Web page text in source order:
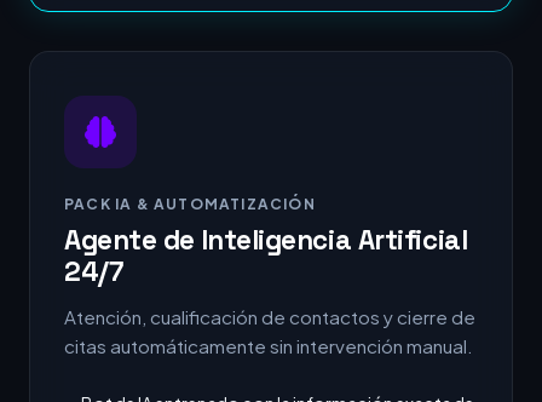
PACK IA & AUTOMATIZACIÓN
Agente de Inteligencia Artificial
24/7
Atención, cualificación de contactos y cierre de
citas automáticamente sin intervención manual.